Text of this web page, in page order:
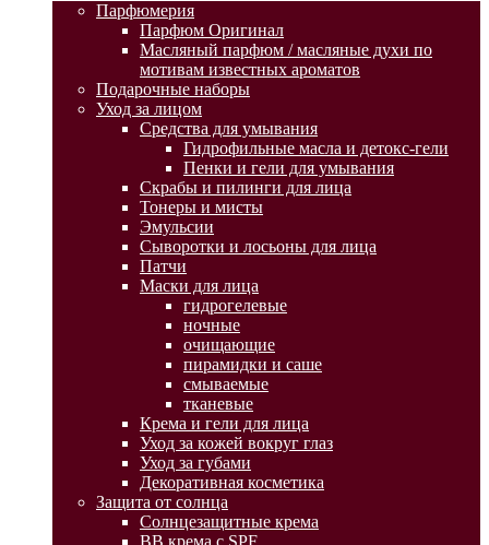
Парфюмерия
Парфюм Оригинал
Масляный парфюм / масляные духи по
мотивам известных ароматов
Подарочные наборы
Уход за лицом
Средства для умывания
Гидрофильные масла и детокс-гели
Пенки и гели для умывания
Скрабы и пилинги для лица
Тонеры и мисты
Эмульсии
Сыворотки и лосьоны для лица
Патчи
Маски для лица
гидрогелевые
ночные
очищающие
пирамидки и саше
смываемые
тканевые
Крема и гели для лица
Уход за кожей вокруг глаз
Уход за губами
Декоративная косметика
Защита от солнца
Солнцезащитные крема